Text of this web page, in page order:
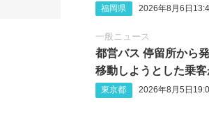
福岡県 2026年8月6日
一般ニュース
都営バス 停留所から
移動しようとした乗
東京都 2026年8月5日